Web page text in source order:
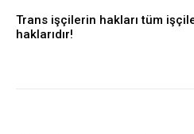
Trans işçilerin hakları tüm
haklarıdır!